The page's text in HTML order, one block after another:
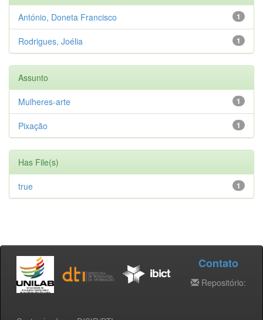
1
António, Doneta Francisco
1
Rodrigues, Joélia
Assunto
1
Mulheres-arte
1
Pixação
Has File(s)
1
true
Contato
Repositório: